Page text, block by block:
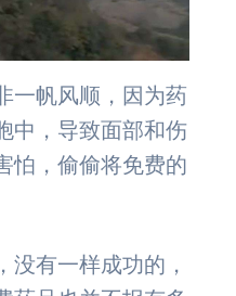
一帆风顺，因为药
中，导致面部和伤
怕，偷偷将免费的
没有一样成功的，